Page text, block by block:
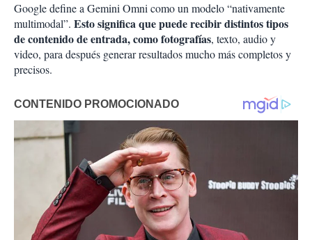
Google define a Gemini Omni como un modelo “nativamente
multimodal”. Esto significa que puede recibir distintos tipos
de contenido de entrada, como fotografías, texto, audio y
video, para después generar resultados mucho más completos y
precisos.